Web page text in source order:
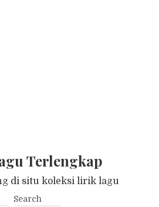
Terlengkap
di situ koleksi lirik lagu
Search